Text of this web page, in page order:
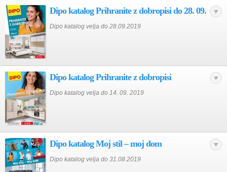
Dipo katalog Prihranite z dobropisi do 28. 09.
Dipo katalog velja do 28.09.2019
Dipo katalog Prihranite z dobropisi
Dipo katalog velja do 14. 09. 2019
Dipo katalog Moj stil – moj dom
Dipo katalog velja do 31.08.2019